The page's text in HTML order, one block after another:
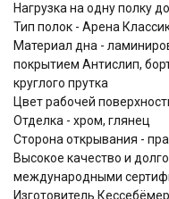
Нагрузка на одну полку
Тип полок - Арена
Материал дна -
покрытием Антислип,
круглого прутка
Цвет рабочей
Отделка - хром, глянец
Сторона открывания -
Высокое качество и
международными
Изготовитель